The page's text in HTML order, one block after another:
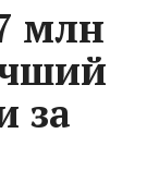
млн
за